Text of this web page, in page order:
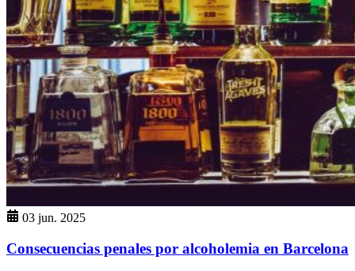
03 jun. 2025
Consecuencias penales por alcoholemia en Barcelona